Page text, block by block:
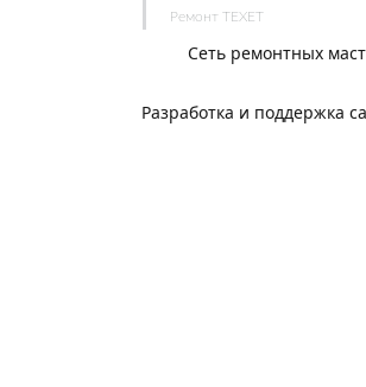
Ремонт TEXET
Сеть ремонтных
Разработка и поддержка